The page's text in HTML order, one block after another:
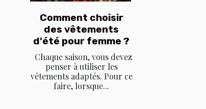
Comment choisir
des vêtements
d'été pour femme ?
Chaque saison, vous devez
penser à utiliser les
vêtements adaptés. Pour ce
faire, lorsque...